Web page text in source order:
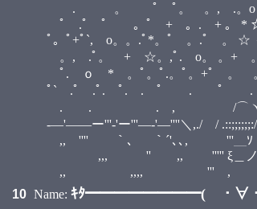
. 。 ﾟ ﾟ。 。, .。
ﾟ .ﾟ ﾟ 。ﾟ + 。. +
ﾟ。ﾟ+ﾟ`, o。。.ﾟ*。
。, .ﾟ。 + ☆。,ﾟ. o
ﾟ. ｏ * 。ﾟ。ﾟ.。ﾟ。+ﾟ 。 。
ﾟ` .ﾟ .ﾟ. ﾟ. . ﾟ .
. . . , /⌒ヾ/
-―'――ー'''‐'ー'''―‐'―''''＼,./ / .::;;;;;;:/
,, '''' ｀、 ｀´'､､, '''＿ｿ /
,,, '' ,, ''''' ξ＿ノ丶ー'
,, ,,,, ''' ,
10 Name: ｷﾀ━━━━━━━━( ・∀